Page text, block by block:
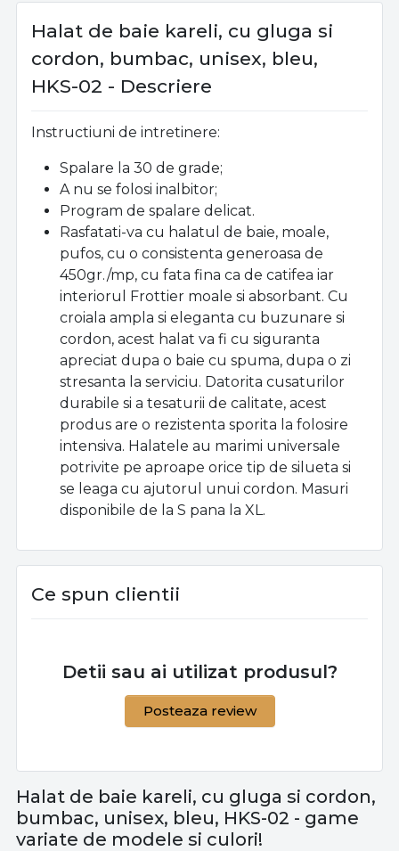
Halat de baie kareli, cu gluga si
cordon, bumbac, unisex, bleu,
HKS-02 - Descriere
Instructiuni de intretinere:
Spalare la 30 de grade;
A nu se folosi inalbitor;
Program de spalare delicat.
Rasfatati-va cu halatul de baie, moale,
pufos, cu o consistenta generoasa de
450gr./mp, cu fata fina ca de catifea iar
interiorul Frottier moale si absorbant. Cu
croiala ampla si eleganta cu buzunare si
cordon, acest halat va fi cu siguranta
apreciat dupa o baie cu spuma, dupa o zi
stresanta la serviciu. Datorita cusaturilor
durabile si a tesaturii de calitate, acest
produs are o rezistenta sporita la folosire
intensiva. Halatele au marimi universale
potrivite pe aproape orice tip de silueta si
se leaga cu ajutorul unui cordon. Masuri
disponibile de la S pana la XL.
Ce spun clientii
Detii sau ai utilizat produsul?
Posteaza review
Halat de baie kareli, cu gluga si cordon,
bumbac, unisex, bleu, HKS-02 - game
variate de modele si culori!